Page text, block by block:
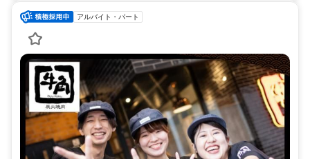
アルバイト・パート